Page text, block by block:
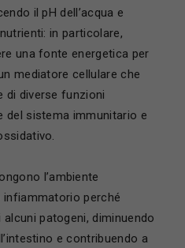
il pH dell’acqua e
in particolare,
una fonte energetica per
mediatore cellulare che
di diverse funzioni
del sistema immunitario e
l’ambiente
perché
patogeni, diminuendo
e contribuendo a